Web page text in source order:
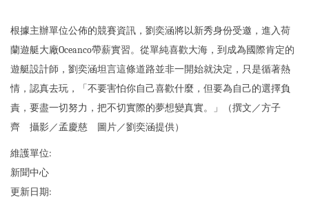
根據主辦單位公佈的競賽資訊，劉奕涵將以新秀身份受邀，進入荷
蘭遊艇大廠Oceanco帶薪實習。從單純喜歡大海，到成為國際肯定的
遊艇設計師，劉奕涵坦言這條道路並非一開始就決定，只是循著熱
情，認真去玩，「不要害怕你自己喜歡什麼，但要為自己的選擇負
責，要盡一切努力，把不切實際的夢想變真實。」（撰文／方子
齊 攝影／孟慶慈 圖片／劉奕涵提供）
維護單位:
新聞中心
更新日期: